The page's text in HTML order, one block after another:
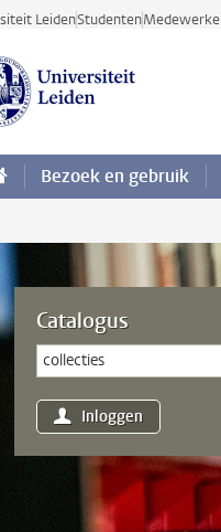
de inhoud
LeidenStudenten
Bezoek en gebruik
Catalogus
Inloggen